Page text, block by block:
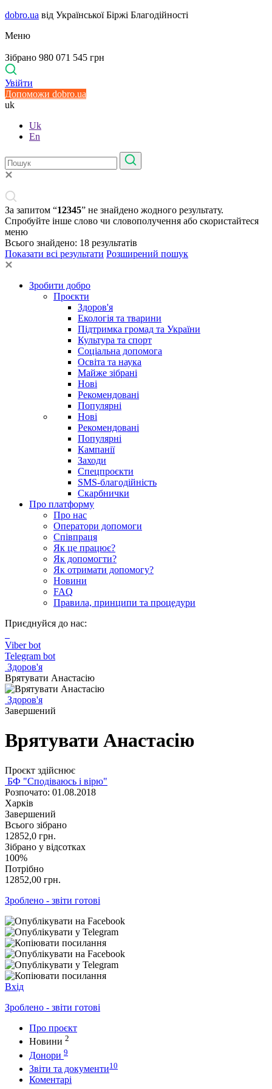
dobro.ua від Української Біржі Благодійності
Меню
Зібрано 980 071 545 грн
Увійти
Допоможи dobro.ua
uk
Uk
En
За запитом “12345” не знайдено жодного результату.
Спробуйте інше слово чи словополучення або скористайтеся
меню
Всього знайдено: 18 результатів
Показати всі результати Розширений пошук
Зробити добро
Проєкти
Здоров'я
Екологія та тварини
Підтримка громад та України
Культура та спорт
Соціальна допомога
Освіта та наука
Майже зібрані
Нові
Рекомендовані
Популярні
Нові
Рекомендовані
Популярні
Кампанії
Заходи
Спецпроєкти
SMS-благодійність
Скарбнички
Про платформу
Про нас
Оператори допомоги
Співпраця
Як це працює?
Як допомогти?
Як отримати допомогу?
Новини
FAQ
Правила, принципи та процедури
Приєднуйся до нас:
Viber bot
Telegram bot
Здоров'я
Врятувати Анастасію
Здоров'я
Завершений
Врятувати Анастасію
Проєкт здійснює
БФ "Сподіваюсь і вірю"
Розпочато: 01.08.2018
Харків
Завершений
Всього зібрано
12852,0 грн.
Зібрано у відсотках
100%
Потрібно
12852,00 грн.
Зроблено - звіти готові
Вхід
Зроблено - звіти готові
Про проєкт
Новини 2
Донори 9
Звіти та документи10
Коментарі